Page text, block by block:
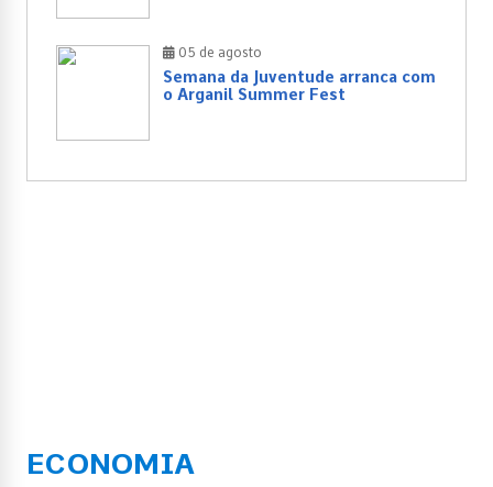
05 de agosto
Semana da Juventude arranca com
o Arganil Summer Fest
ECONOMIA